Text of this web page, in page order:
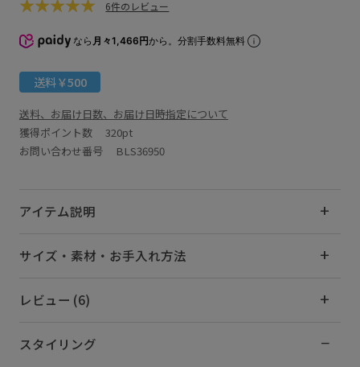
6件のレビュー
なら 月々1,466円から。分割手数料無料
送料￥500
送料、お届け日数、お届け日時指定について
獲得ポイント数 320pt
お問い合わせ番号 BLS36950
アイテム説明
サイズ・素材・お手入れ方法
レビュー (6)
スタイリング